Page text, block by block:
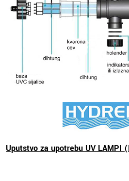
Uputstvo za upotrebu UV LAMPI